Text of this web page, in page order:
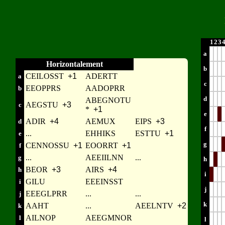
Horizontalement
a CEILOSST +1 ADERTT
b EEOPPRS AADOPRR
c AEGSTU +3
ABEGNOTU
* +1
d ADIR +4 AEMUX EIPS +3
e ... EHHIKS ESTTU +1
f CENNOSSU +1 EOORRT +1
g ... AEEIILNN ...
h BEOR +3 AIRS +4
i GILU EEEINSST
j EEEGLPRR ... ...
k AAHT ... AEELNTV +2
l AILNOP AEEGMNOR
1234
a
b
c
d
e
f
g
h
i
j
k
l